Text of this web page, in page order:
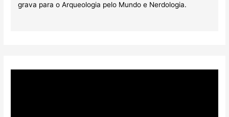
grava para o Arqueologia pelo Mundo e Nerdologia.